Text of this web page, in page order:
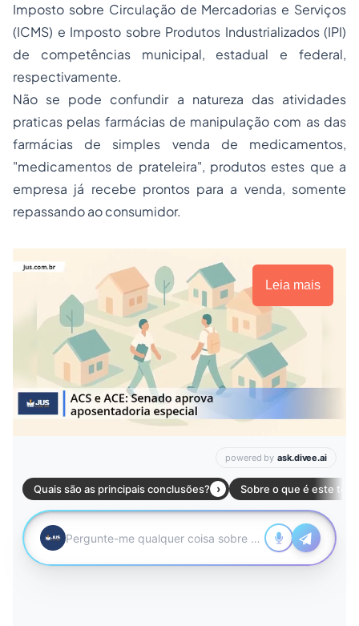
Imposto sobre Circulação de Mercadorias e Serviços
(ICMS) e Imposto sobre Produtos Industrializados (IPI)
de competências municipal, estadual e federal,
respectivamente.
Não se pode confundir a natureza das atividades
praticas pelas farmácias de manipulação com as das
farmácias de simples venda de medicamentos,
"medicamentos de prateleira", produtos estes que a
empresa já recebe prontos para a venda, somente
repassando ao consumidor.
Leia mais